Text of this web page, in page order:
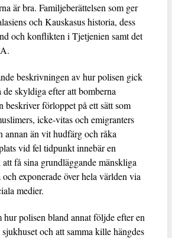
är bra. Familjeberättelsen som ger
och Kauskasus historia, dess
och konflikten i Tjetjenien samt det
beskrivningen av hur polisen gick
skyldiga efter att bomberna
beskriver förloppet på ett sätt som
icke-vitas och emigranters
annan än vit hudfärg och råka
vid fel tidpunkt innebär en
få sina grundläggande mänskliga
exponerade över hela världen via
medier.
hur polisen bland annat följde efter en
och att samma kille hängdes